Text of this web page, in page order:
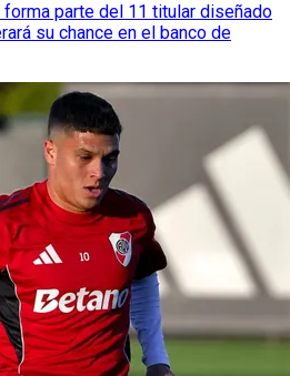
forma parte del 11 titular diseñado
su chance en el banco de